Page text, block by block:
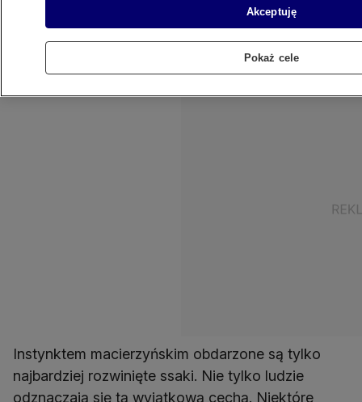
potomstwo. Instynkt macierzyński u niektórych
gatunków zwierząt, nie tylko ludzi, jest tak duży,
że są one w stanie zaopiekować się także
Instynktem macierzyńskim obdarzone są tylko
najbardziej rozwinięte ssaki. Nie tylko ludzie
odznaczają się tą wyjątkową cechą. Niektóre
Akceptuję
Pokaż cele